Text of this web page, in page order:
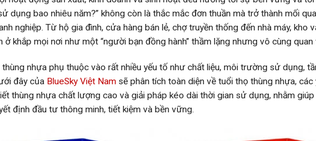
dụng bao nhiêu năm?” không còn là thắc mắc đơn thuần mà trở thành mối
nghiệp. Từ hộ gia đình, cửa hàng bán lẻ, chợ truyền thống đến nhà máy, kho
ở khắp mọi nơi như một “người bạn đồng hành” thầm lặng nhưng vô cùng quan
nhựa phụ thuộc vào rất nhiều yếu tố như chất liệu, môi trường sử dụng,
đây của BlueSky Việt Nam sẽ phân tích toàn diện về tuổi thọ thùng nhựa,
thùng nhựa chất lượng cao và giải pháp kéo dài thời gian sử dụng, nhằm
định đầu tư thông minh, tiết kiệm và bền vững.